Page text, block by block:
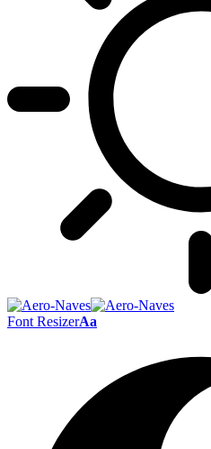
Font ResizerAa